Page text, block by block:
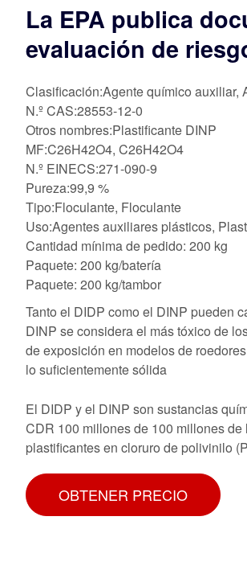
La EPA publica
evaluación de
Clasificación:Agente químico auxiliar,
N.º CAS:28553-12-0
Otros nombres:Plastificante DINP
MF:C26H42O4, C26H42O4
N.º EINECS:271-090-9
Pureza:99,9 %
Tipo:Floculante, Floculante
Uso:Agentes auxiliares plásticos,
Cantidad mínima de pedido: 200 kg
Paquete: 200 kg/batería
Paquete: 200 kg/tambor
Tanto el DIDP como el DINP pueden
DINP se considera el más tóxico de
de exposición en modelos de
lo suficientemente sólida
El DIDP y el DINP son sustancias
CDR 100 millones de 100 millones
plastificantes en cloruro de polivinilo
OBTENER PRECIO